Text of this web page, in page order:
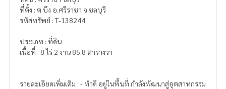
ที่ตั้ง : ต.บึง อ.ศรีราชา จ.ชลบุรี
รหัสทรัพย์ : T-138244
ประเภท : ที่ดิน
เนื้อที่ : 8 ไร่ 2 งาน 85.8 ตารางวา
รายละเอียดเพิ่มเติม : - ทำดี อยู่ในพื้นที่ กำลังพัฒนาสู่อุตสาหกรรม